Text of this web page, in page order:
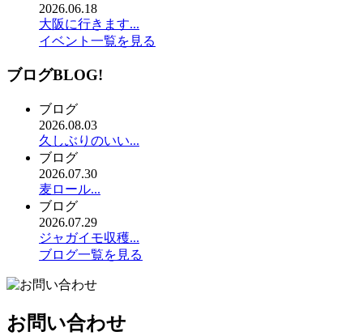
2026.06.18
大阪に行きます...
イベント一覧を見る
ブログBLOG!
ブログ
2026.08.03
久しぶりのいい...
ブログ
2026.07.30
麦ロール...
ブログ
2026.07.29
ジャガイモ収穫...
ブログ一覧を見る
お問い合わせ